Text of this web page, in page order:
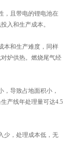
，且带电的锂电池在
入和生产成本。
本和生产难度，同样
炉供热。燃烧尾气经
，导致占地面积小，
产线年处理量可达4.5
少，处理成本低，无